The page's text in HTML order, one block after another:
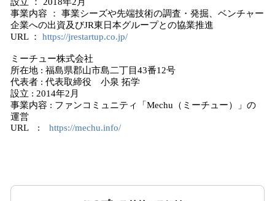
事業内容 ： 事業シーズや先端技術の調査・発掘、ベンチャー
企業への出資及びJR東日本グループとの協業推進
URL ： https://jrestartup.co.jp/
ミーチュー株式会社
所在地 : 福島県郡山市島二丁目43番12号
代表者 : 代表取締役 小泉 拓学
設立 : 2014年2月
事業内容 : ファンコミュニティ「Mechu（ミーチュー）」の
運営
URL : https://mechu.info/